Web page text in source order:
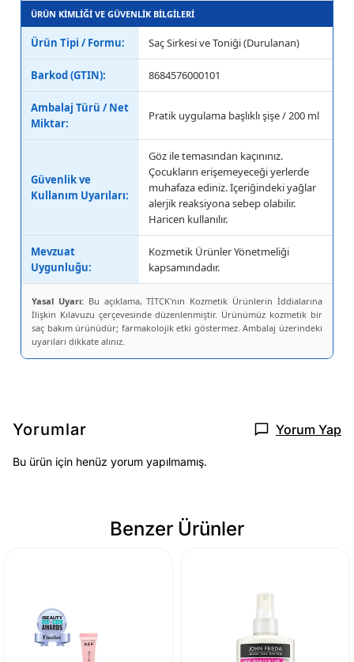
ÜRÜN KİMLİĞİ VE GÜVENLİK BİLGİLERİ
Ürün Tipi / Formu: Saç Sirkesi ve Toniği (Durulanan)
Barkod (GTIN): 8684576000101
Ambalaj Türü / Net
Miktar:
Pratik uygulama başlıklı şişe / 200 ml
Güvenlik ve
Kullanım Uyarıları:
Göz ile temasından kaçınınız.
Çocukların erişemeyeceği yerlerde
muhafaza ediniz. İçeriğindeki yağlar
alerjik reaksiyona sebep olabilir.
Haricen kullanılır.
Mevzuat
Uygunluğu:
Kozmetik Ürünler Yönetmeliği
kapsamındadır.
Yasal Uyarı:Bu açıklama, TİTCK'nın Kozmetik Ürünlerin İddialarına
İlişkin Kılavuzu çerçevesinde düzenlenmiştir. Ürünümüz kozmetik bir
saç bakım ürünüdür; farmakolojik etki göstermez. Ambalaj üzerindeki
uyarıları dikkate alınız.
Yorumlar Yorum Yap
Bu ürün için henüz yorum yapılmamış.
Benzer Ürünler